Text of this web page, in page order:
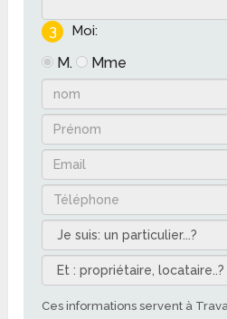
3 Moi:
M. Mme
Ces informations servent à